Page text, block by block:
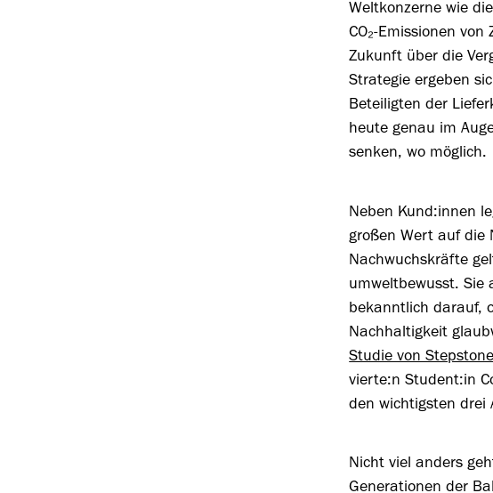
Weltkonzerne wie
CO₂-Emissionen
Zukunft über die
Strategie ergeben
Beteiligten der
heute genau im
senken, wo möglich.
Neben Kund:innen
großen Wert auf die
Nachwuchskräfte
umweltbewusst. Sie
bekanntlich darauf,
Nachhaltigkeit
Studie von Stepstone
vierte:n Student:in
den wichtigsten drei
Nicht viel anders
Generationen der